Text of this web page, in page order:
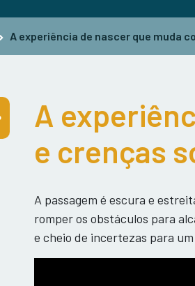
A experiência de nascer que muda
A
e crenças
A passagem é escura e
romper os obstáculos para
e cheio de incertezas para